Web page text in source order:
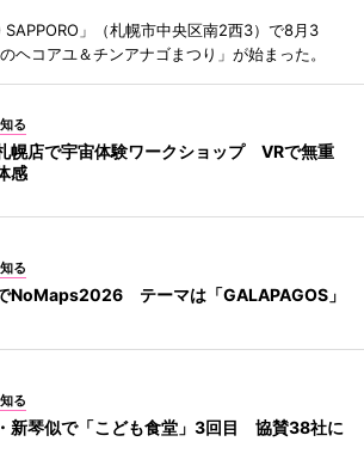
」（札幌市中央区南2西3）で8月3
ヘコアユ＆チンアナゴまつり」が始まった。
る
幌店で宇宙体験ワークショップ VRで無重
感
る
NoMaps2026 テーマは「GALAPAGOS」
る
新琴似で「こども食堂」3回目 協賛38社に